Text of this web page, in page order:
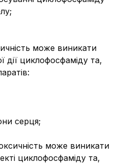
може виникати
дії циклофосфаміду та,
серця;
може виникати
циклофосфаміду та,